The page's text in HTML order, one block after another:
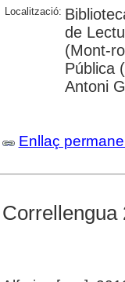
Localització:
de
(Mont-
Pública
Antoni
Enllaç
Correllengua